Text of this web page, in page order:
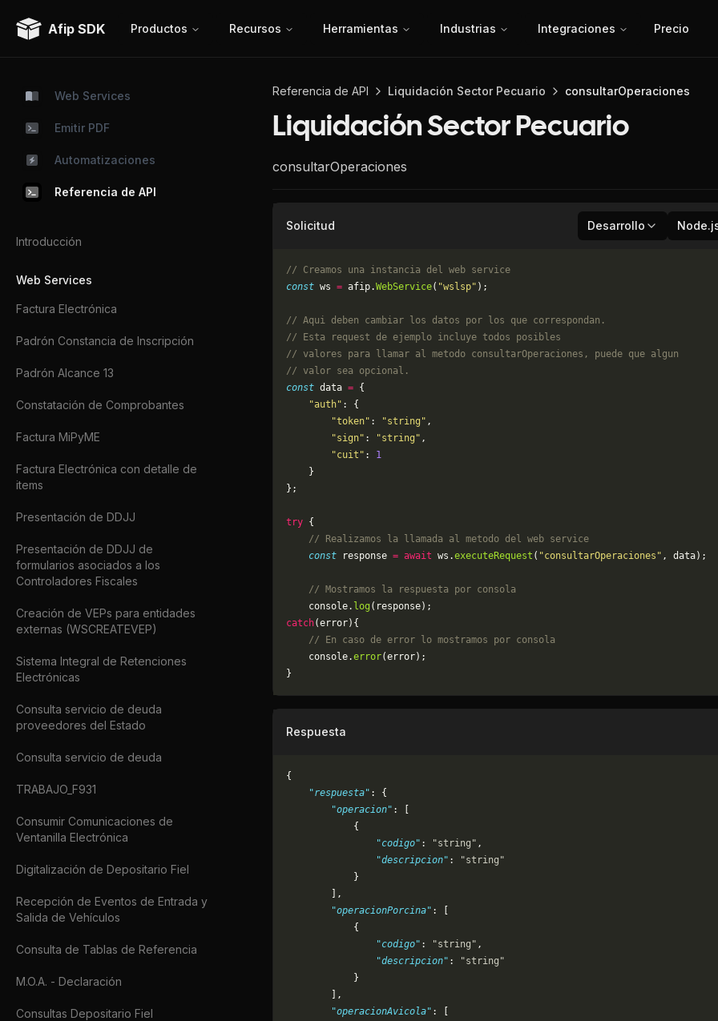
Afip SDK Productos Recursos Herramientas Industrias Integraciones Precio
Web Services
Emitir PDF
Automatizaciones
Referencia de API
Introducción
Web Services
Factura Electrónica
Padrón Constancia de Inscripción
Padrón Alcance 13
Constatación de Comprobantes
Factura MiPyME
Factura Electrónica con detalle de
items
Presentación de DDJJ
Presentación de DDJJ de
formularios asociados a los
Controladores Fiscales
Creación de VEPs para entidades
externas (WSCREATEVEP)
Sistema Integral de Retenciones
Electrónicas
Consulta servicio de deuda
proveedores del Estado
Consulta servicio de deuda
TRABAJO_F931
Consumir Comunicaciones de
Ventanilla Electrónica
Digitalización de Depositario Fiel
Recepción de Eventos de Entrada y
Salida de Vehículos
Consulta de Tablas de Referencia
M.O.A. - Declaración
Consultas Depositario Fiel
Referencia de API Liquidación Sector Pecuario consultarOperaciones
Liquidación Sector Pecuario
consultarOperaciones
Solicitud Desarrollo
// Creamos una instancia del web service
const ws = afip.WebService( "wslsp" );
// Aqui deben cambiar los datos por los que correspondan.
// Esta request de ejemplo incluye todos posibles
// valores para llamar al metodo consultarOperaciones, puede que algun
// valor sea opcional.
const data = {
    "auth"
: {
        "token"
: "string" ,
        "sign"
: "string" ,
        "cuit"
: 1
    }
};
try {
    // Realizamos la llamada al metodo del web service
    const
response = await ws.executeRequest ( "consultarOperaciones" , data);
    // Mostramos la respuesta por consola
    console.
log (response);
catch(error){
    // En caso de error lo mostramos por consola
	console.
error(error);
}
Respuesta
{
    "respuesta"
: {
        "operacion"
: [
            {
                "codigo"
: "string" ,
                "descripcion"
:
"string"
            }
        ],
        "operacionPorcina"
: [
            {
                "codigo"
: "string" ,
                "descripcion"
:
"string"
            }
        ],
        "operacionAvicola"
: [